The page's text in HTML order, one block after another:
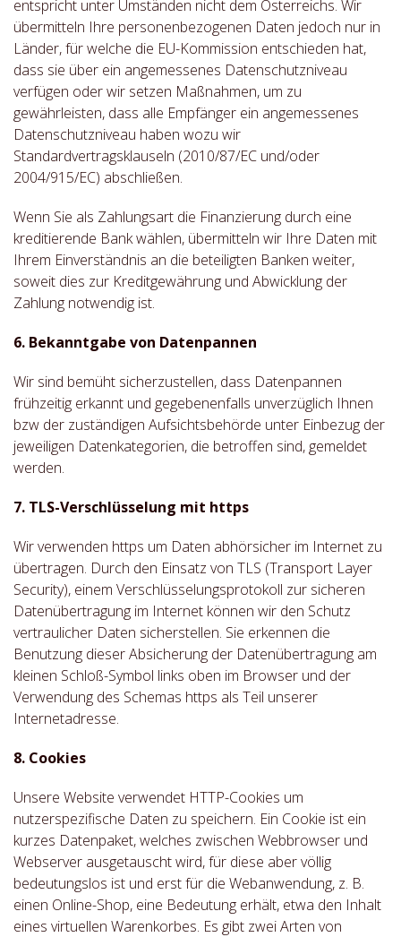
entspricht unter Umständen nicht dem Österreichs. Wir
übermitteln Ihre personenbezogenen Daten jedoch nur in
Länder, für welche die EU-Kommission entschieden hat,
dass sie über ein angemessenes Datenschutzniveau
verfügen oder wir setzen Maßnahmen, um zu
gewährleisten, dass alle Empfänger ein angemessenes
Datenschutzniveau haben wozu wir
Standardvertragsklauseln (2010/87/EC und/oder
2004/915/EC) abschließen.
Wenn Sie als Zahlungsart die Finanzierung durch eine
kreditierende Bank wählen, übermitteln wir Ihre Daten mit
Ihrem Einverständnis an die beteiligten Banken weiter,
soweit dies zur Kreditgewährung und Abwicklung der
Zahlung notwendig ist.
6. Bekanntgabe von Datenpannen
Wir sind bemüht sicherzustellen, dass Datenpannen
frühzeitig erkannt und gegebenenfalls unverzüglich Ihnen
bzw der zuständigen Aufsichtsbehörde unter Einbezug der
jeweiligen Datenkategorien, die betroffen sind, gemeldet
werden.
7. TLS-Verschlüsselung mit https
Wir verwenden https um Daten abhörsicher im Internet zu
übertragen. Durch den Einsatz von TLS (Transport Layer
Security), einem Verschlüsselungsprotokoll zur sicheren
Datenübertragung im Internet können wir den Schutz
vertraulicher Daten sicherstellen. Sie erkennen die
Benutzung dieser Absicherung der Datenübertragung am
kleinen Schloß-Symbol links oben im Browser und der
Verwendung des Schemas https als Teil unserer
Internetadresse.
8. Cookies
Unsere Website verwendet HTTP-Cookies um
nutzerspezifische Daten zu speichern. Ein Cookie ist ein
kurzes Datenpaket, welches zwischen Webbrowser und
Webserver ausgetauscht wird, für diese aber völlig
bedeutungslos ist und erst für die Webanwendung, z. B.
einen Online-Shop, eine Bedeutung erhält, etwa den Inhalt
eines virtuellen Warenkorbes. Es gibt zwei Arten von